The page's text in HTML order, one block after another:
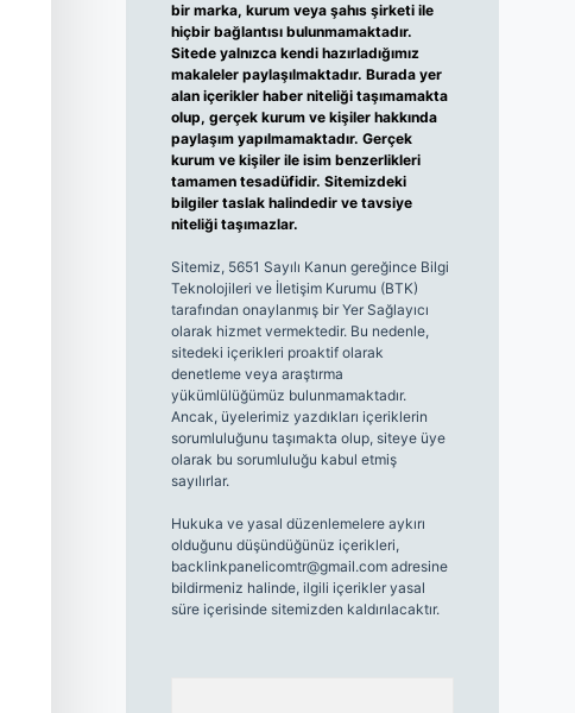
bir marka, kurum veya şahıs şirketi ile
hiçbir bağlantısı bulunmamaktadır.
Sitede yalnızca kendi hazırladığımız
makaleler paylaşılmaktadır. Burada yer
alan içerikler haber niteliği taşımamakta
olup, gerçek kurum ve kişiler hakkında
paylaşım yapılmamaktadır. Gerçek
kurum ve kişiler ile isim benzerlikleri
tamamen tesadüfidir. Sitemizdeki
bilgiler taslak halindedir ve tavsiye
niteliği taşımazlar.
Sitemiz, 5651 Sayılı Kanun gereğince Bilgi
Teknolojileri ve İletişim Kurumu (BTK)
tarafından onaylanmış bir Yer Sağlayıcı
olarak hizmet vermektedir. Bu nedenle,
sitedeki içerikleri proaktif olarak
denetleme veya araştırma
yükümlülüğümüz bulunmamaktadır.
Ancak, üyelerimiz yazdıkları içeriklerin
sorumluluğunu taşımakta olup, siteye üye
olarak bu sorumluluğu kabul etmiş
sayılırlar.
Hukuka ve yasal düzenlemelere aykırı
olduğunu düşündüğünüz içerikleri,
backlinkpanelicomtr@gmail.comadresine
bildirmeniz halinde, ilgili içerikler yasal
süre içerisinde sitemizden kaldırılacaktır.